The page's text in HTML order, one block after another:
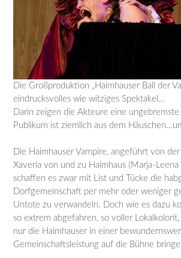
Die Großproduktion „Haimhauser Ball der
eindrucksvolles wie witziges Spektakel…
Darin zeigen die Akteure eine
Publikum ist ziemlich aus dem
Die Haimhauser Vampire, angeführt von
Xaveria von und zu Haimhaus (Marja-Leena
schaffen es zwar mit List und Tücke die
Dorfgemeinschaft per mehr oder weniger
Untote zu verwandeln. Doch wie es dazu
so extrem abgefahren, so voller Lokalkolorit,
nur die Haimhauser in einer
Gemeinschaftsleistung auf die Bühne